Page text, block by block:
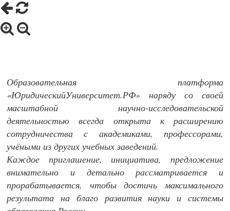
Образовательная платформа
«ЮридическийУниверситет.РФ» наряду со своей
масштабной научно-исследовательской
деятельностью всегда открыта к расширению
сотрудничества с академиками, профессорами,
учёными из других учебных заведений.
Каждое приглашение, инициатива, предложение
внимательно и детально рассматривается и
прорабатывается, чтобы достичь максимального
результата на благо развития науки и системы